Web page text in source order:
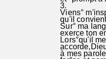
3.
Viens°
qu'il
Sur° ma
exerce ton
Lors°qu'il
à mes